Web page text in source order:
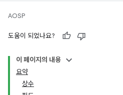
AOSP
도움이 되었나요?
이 페이지의 내용
요약
상수